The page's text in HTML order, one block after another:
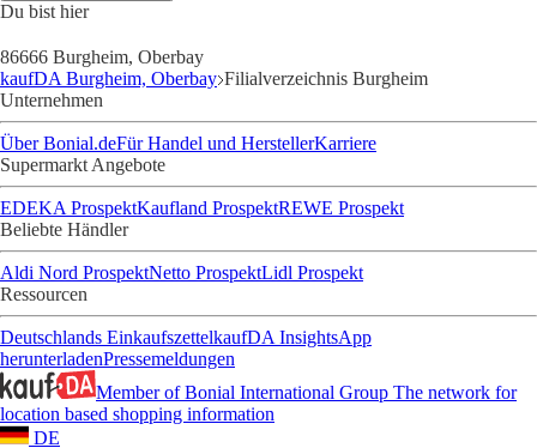
Du bist hier
86666 Burgheim, Oberbay
kaufDA Burgheim, Oberbay Filialverzeichnis Burgheim
Unternehmen
Über Bonial.deFür Handel und HerstellerKarriere
Supermarkt Angebote
EDEKA ProspektKaufland ProspektREWE Prospekt
Beliebte Händler
Aldi Nord ProspektNetto ProspektLidl Prospekt
Ressourcen
Deutschlands EinkaufszettelkaufDA InsightsApp
herunterladenPressemeldungen
Member of Bonial International Group The network for
location based shopping information
DE